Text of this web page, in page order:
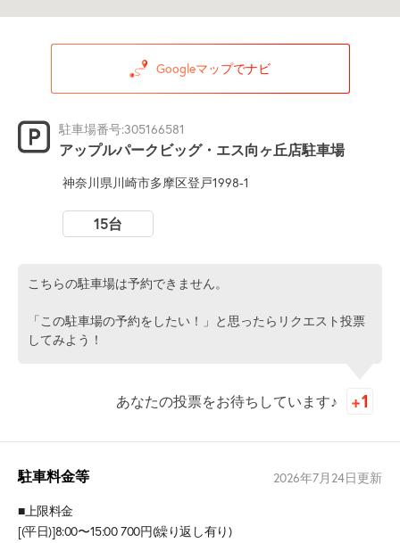
Googleマップでナビ
駐車場番号:305166581
アップルパークビッグ・エス向ヶ丘店駐車場
神奈川県川崎市多摩区登戸1998-1
15台
こちらの駐車場は予約できません。
「この駐車場の予約をしたい！」と思ったらリクエスト投票
してみよう！
あなたの投票をお待ちしています♪
駐車料金等 2026年7月24日更新
■上限料金
[(平日)]8:00〜15:00 700円(繰り返し有り)